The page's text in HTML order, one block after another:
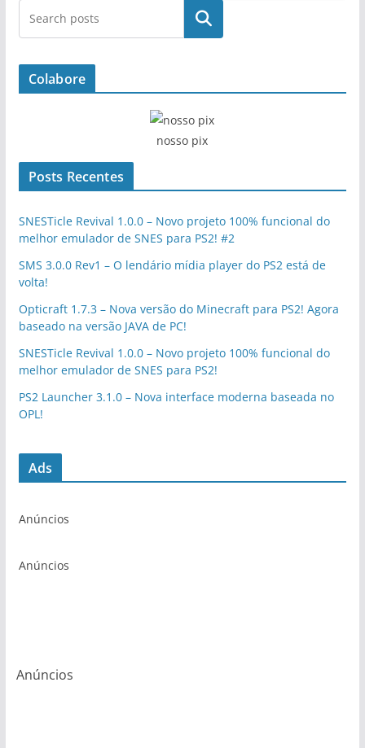
Pesquisar
Colabore
nosso pix
Posts Recentes
SNESTicle Revival 1.0.0 – Novo projeto 100% funcional do
melhor emulador de SNES para PS2! #2
SMS 3.0.0 Rev1 – O lendário mídia player do PS2 está de
volta!
Opticraft 1.7.3 – Nova versão do Minecraft para PS2! Agora
baseado na versão JAVA de PC!
SNESTicle Revival 1.0.0 – Novo projeto 100% funcional do
melhor emulador de SNES para PS2!
PS2 Launcher 3.1.0 – Nova interface moderna baseada no
OPL!
Ads
Anúncios
Anúncios
Anúncios